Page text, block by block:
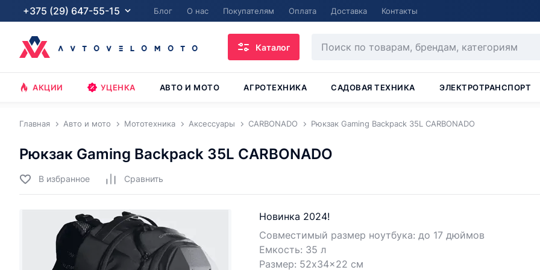
+375 (29) 647-55-15 Блог О нас Покупателям Оплата Доставка Контакты
Каталог
АКЦИИ УЦЕНКА АВТО И МОТО АГРОТЕХНИКА САДОВАЯ ТЕХНИКА ЭЛЕКТРОТРАНСПОРТ
Главная Авто и мото Мототехника Аксессуары CARBONADO Рюкзак Gaming Backpack 35L CARBONADO
Рюкзак Gaming Backpack 35L CARBONADO
В избранное Cравнить
Новинка 2024!
Совместимый размер ноутбука: до 17 дюймов
Емкость: 35 л
Размер: 52x34x22 см